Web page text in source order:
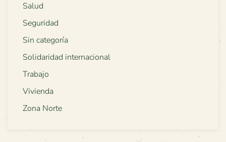
Salud
Seguridad
Sin categoría
Solidaridad internacional
Trabajo
Vivienda
Zona Norte